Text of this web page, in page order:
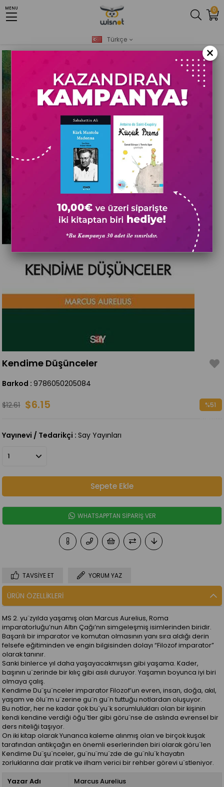
0
MENU
Türkçe
Anasayfa AkıI & Zeka Oyunları Zeka ve Strateji Oyunları
Kendime Düşünceler
Barkod : 9786050205084
$12.61 $6.15 %51
Yayınevi / Tedarikçi : Say Yayınları
WHATSAPPTAN SİPARİŞ VER
TAVSIYE ET YORUM YAZ
ÜRÜN ÖZELLIKLERI
MS 2. yu¨zyılda yaşamış olan Marcus Aurelius, Roma
imparatorluğu’nun Altın Çağı’nın simgeleşmiş isimlerinden biridir.
Başarılı bir imparator ve komutan olmasının yanı sıra aldığı derin
felsefe eğitiminden ve engin bilgisinden dolayı “Filozof imparator”
olarak tanınır.
Sanki binlerce yıl daha yaşayacakmışsın gibi yaşama. Kader,
başının u¨zerinde bir kılıç gibi asılı duruyor. Yaşamın boyunca iyi biri
olmaya çalış.
Kendime Du¨şu¨nceler imparator Filozof’un evren, insan, doğa, akıl,
yaşam ve ölu¨m u¨zerine gu¨n gu¨n tuttuğu notlardan oluşuyor.
Bu notlar, her ne kadar çok bu¨yu¨k sorumlulukları olan bir kişinin
kendi kendine verdiği öğu¨tler gibi göru¨nse de aslında evrensel bir
ders niteliği taşıyor.
On iki kitap olarak Yunanca kaleme alınmış olan ve birçok kuşak
tarafından antikçağın en önemli eserlerinden biri olarak göru¨len
Kendime Du¨şu¨nceler, gu¨nu¨mu¨zde de gu¨nlu¨k hayatın
zorluklarına dair pratik ve ilham verici bir rehber görevi u¨stleniyor.
Yazar Adı
Marcus Aurelius
×